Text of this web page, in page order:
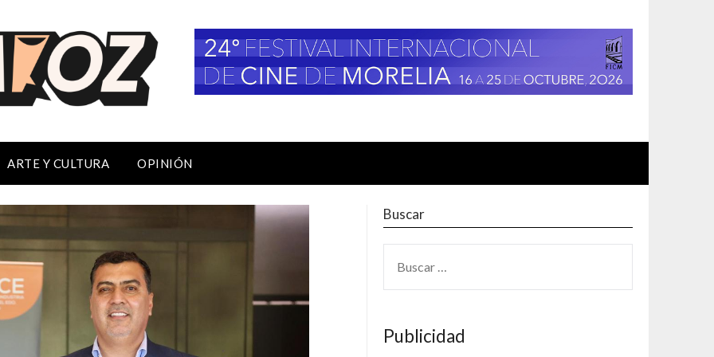
ARTE Y CULTURA OPINIÓN
Buscar
Publicidad